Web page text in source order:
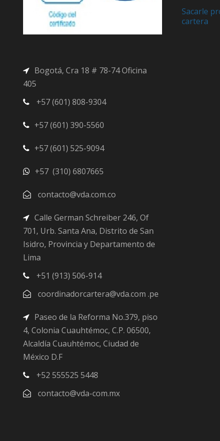
l
a
s
5
Bogotá, Cra 18 # 78-74 Oficina
405
+57 (601) 808-9304
+57 (601) 390-5560
+57 (601) 525-9094
+57 (310) 6807665
contacto@vda.com.co
Calle German Schreiber 246, Of
701, Urb. Santa Ana, Distrito de San
Isidro, Provincia y Departamento de
Lima
+51 (913) 506-914
coordinadorcartera@vda.com .pe
Paseo de la Reforma No.379, piso
4, Colonia Cuauhtémoc, C.P. 06500,
Alcaldía Cuauhtémoc, Ciudad de
México D.F
+52 555525 5448
contacto@vda-com.mx
Sacarle
cartera